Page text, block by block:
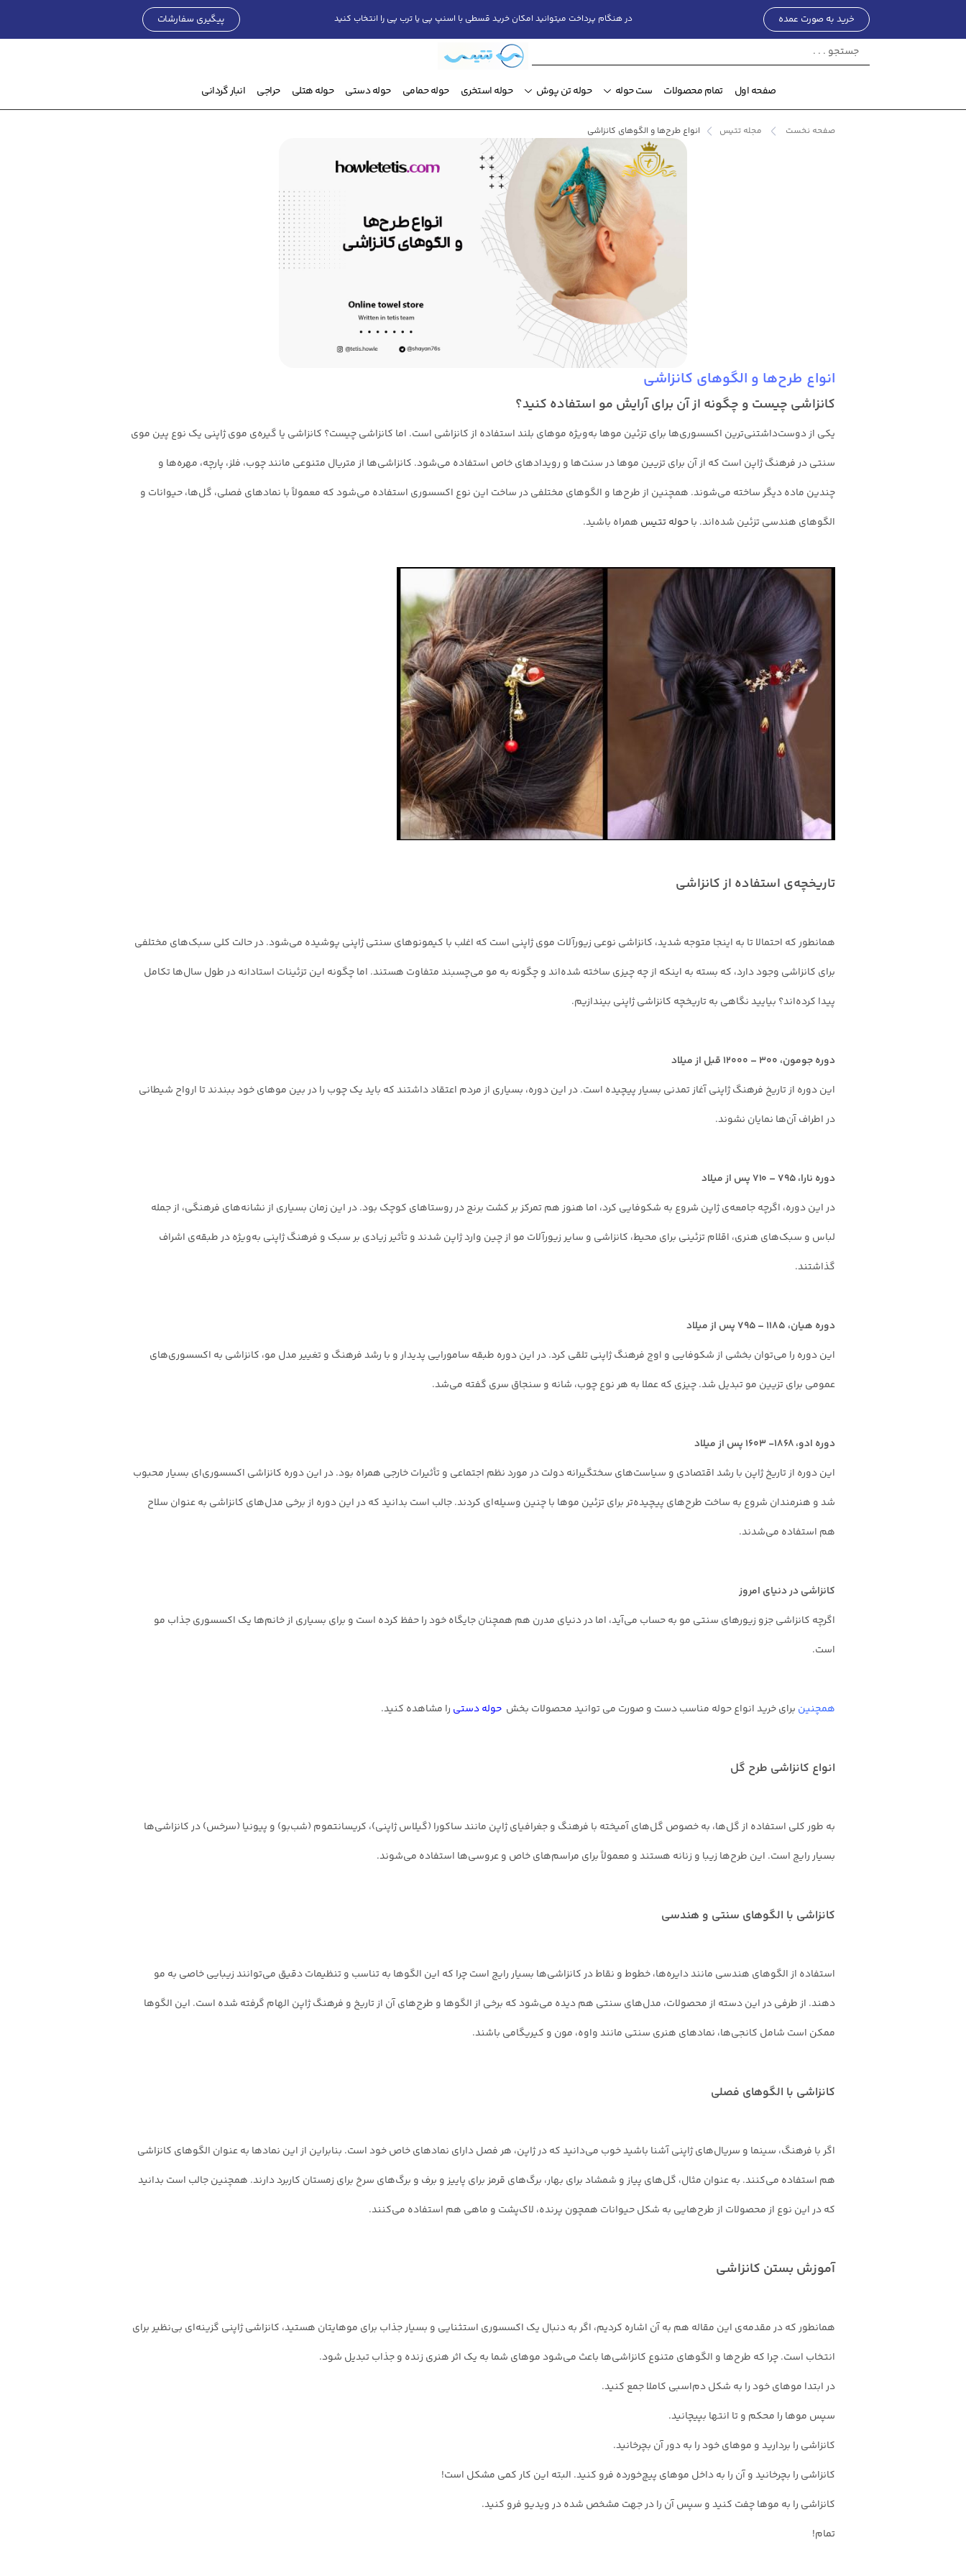
خرید به صورت عمده در هنگام پرداخت میتوانید امکان خرید قسطی با اسنپ پی یا ترب پی را انتخاب کنید پیگیری سفارشات
صفحه اول تمام محصولات ست حوله حوله تن پوش حوله استخری حوله حمامی حوله دستی حوله هتلی حراجی انبار گردانی
صفحه نخست مجله تتیس انواع طرح‌ها و الگوهای کانزاشی
انواع طرح‌ها و الگوهای کانزاشی
کانزاشی چیست و چگونه از آن برای آرایش مو استفاده کنید؟
یکی از دوست‌داشتنی‌ترین اکسسوری‌ها برای تزئین موها به‌ویژه موهای بلند استفاده از کانزاشی است. اما کانزاشی چیست؟ کانزاشی یا گیره‌ی موی ژاپنی یک نوع پین موی
سنتی در فرهنگ ژاپن است که از آن برای تزیین موها در سنت‌ها و رویدادهای خاص استفاده می‌شود. کانزاشی‌ها از متریال متنوعی مانند چوب، فلز، پارچه، مهره‌ها و
چندین ماده دیگر ساخته می‌شوند. همچنین از طرح‌ها و الگوهای مختلفی در ساخت این نوع اکسسوری استفاده می‌شود که معمولاً با نمادهای فصلی، گل‌ها، حیوانات و
الگوهای هندسی تزئین شده‌اند. باحوله تتیس همراه باشید.
تاریخچه‌ی استفاده از کانزاشی
همانطور که احتمالا تا به اینجا متوجه شدید، کانزاشی نوعی زیورآلات موی ژاپنی است که اغلب با کیمونوهای سنتی ژاپنی پوشیده می‌شود. در حالت کلی سبک‌های مختلفی
برای کانزاشی وجود دارد، که بسته به اینکه از چه چیزی ساخته شده‌اند و چگونه به مو می‌چسبند متفاوت هستند. اما چگونه این تزئینات استادانه در طول سال‌ها تکامل
پیدا کرده‌اند؟ بیایید نگاهی به تاریخچه کانزاشی ژاپنی بیندازیم.
دوره جومون، ۳۰۰ – ۱۲۰۰۰ قبل از میلاد
این دوره از تاریخ فرهنگ ژاپنی آغاز تمدنی بسیار پیچیده است. در این دوره، بسیاری از مردم اعتقاد داشتند که باید یک چوب را در بین موهای خود ببندند تا ارواح شیطانی
در اطراف آن‌ها نمایان نشوند.
دوره نارا، ۷۹۵ – ۷۱۰ پس از میلاد
در این دوره، اگرچه جامعه‌ی ژاپن شروع به شکوفایی کرد، اما هنوز هم تمرکز بر کشت برنج در روستاهای کوچک بود. در این زمان بسیاری از نشانه‌های فرهنگی، از جمله
لباس و سبک‌های هنری، اقلام تزئینی برای محیط، کانزاشی و سایر زیور‌آلات مو از چین وارد ژاپن شدند و تأثیر زیادی بر سبک و فرهنگ ژاپنی به‌ویژه در طبقه‌ی اشراف
گذاشتند.
دوره هیان، ۱۱۸۵ – ۷۹۵ پس از میلاد
این دوره را می‌توان بخشی از شکوفایی و اوج فرهنگ ژاپنی تلقی کرد. در این دوره طبقه سامورایی پدیدار و با رشد فرهنگ و تغییر مدل مو، کانزاشی به اکسسوری‌های
عمومی برای تزیین مو تبدیل شد. چیزی که عملا به هر نوع چوب، شانه و سنجاق سری گفته می‌شد.
دوره ادو، ۱۸۶۸- ۱۶۰۳ پس از میلاد
این دوره از تاریخ ژاپن با رشد اقتصادی و سیاست‌های سختگیرانه دولت در مورد نظم اجتماعی و تأثیرات خارجی همراه بود. در این دوره کانزاشی اکسسوری‌ای بسیار محبوب
شد و هنرمندان شروع به ساخت طرح‌های پیچیده‌تر برای تزئین موها با چنین وسیله‌ای کردند. جالب است بدانید که در این دوره از برخی مدل‌های کانزاشی به عنوان سلاح
هم استفاده می‌شدند.
کانزاشی در دنیای امروز
اگرچه کانزاشی جزو زیورهای سنتی مو به حساب می‌آید، اما در دنیای مدرن هم همچنان جایگاه خود را حفظ کرده است و برای بسیاری از خانم‌ها یک اکسسوری جذاب مو
است.
همچنین برای خرید انواع حوله مناسب دست و صورت می توانید محصولات بخش حوله دستی را مشاهده کنید.
انواع کانزاشی طرح گل
به طور کلی استفاده از گل‌ها، به خصوص گل‌های آمیخته با فرهنگ و جغرافیای ژاپن مانند ساکورا (گیلاس ژاپنی)، کریسانتموم (شب‌بو) و پیونیا (سرخس) در کانزاشی‌ها
بسیار رایج است. این طرح‌ها زیبا و زنانه هستند و معمولاً برای مراسم‌های خاص و عروسی‌ها استفاده می‌شوند.
کانزاشی با الگوهای سنتی و هندسی
استفاده از الگوهای هندسی مانند دایره‌ها، خطوط و نقاط در کانزاشی‌ها بسیار رایج است چرا که این الگوها به تناسب و تنظیمات دقیق می‌توانند زیبایی خاصی به مو
دهند. از طرفی در این دسته‌ از محصولات، مدل‌های سنتی هم دیده می‌شود که برخی از الگوها و طرح‌های آن از تاریخ و فرهنگ ژاپن الهام گرفته شده‌ است. این الگوها
ممکن است شامل کانجی‌ها، نمادهای هنری سنتی مانند واوه، مون و کیریگامی باشند.
کانزاشی با الگوهای فصلی
اگر با فرهنگ، سینما و سریال‌های ژاپنی آشنا باشید خوب می‌دانید که در ژاپن، هر فصل دارای نمادهای خاص خود است. بنابراین از این نمادها به عنوان الگوهای کانزاشی
هم استفاده می‌کنند. به عنوان مثال، گل‌های پیاز و شمشاد برای بهار، برگ‌های قرمز برای پاییز و برف و برگ‌های سرخ برای زمستان کاربرد دارند. همچنین جالب است بدانید
که در این نوع از محصولات از طرح‌هایی به شکل حیوانات همچون پرنده، لاک‌پشت و ماهی هم استفاده می‌کنند.
آموزش بستن کانزاشی
همانطور که در مقدمه‌ی این مقاله هم به آن اشاره کردیم، اگر به دنبال یک اکسسوری استثنایی و بسیار جذاب برای موهایتان هستید، کانزاشی ژاپنی گزینه‌ای بی‌نظیر برای
انتخاب است. چرا که طرح‌ها و الگوهای متنوع کانزاشی‌ها باعث می‌شود موهای شما به یک اثر هنری زنده و جذاب تبدیل شود.
در ابتدا موهای خود را به شکل دم‌اسبی کاملا جمع کنید.
سپس موها را محکم و تا انتها بپیچانید.
کانزاشی را بردارید و موهای خود را به دور آن بچرخانید.
کانزاشی را بچرخانید و آن را به داخل موهای پیچ‌خورده فرو کنید. البته این کار کمی مشکل است!
کانزاشی را به موها چفت کنید و سپس آن را در جهت مشخص شده در ویدیو فرو کنید.
تمام!